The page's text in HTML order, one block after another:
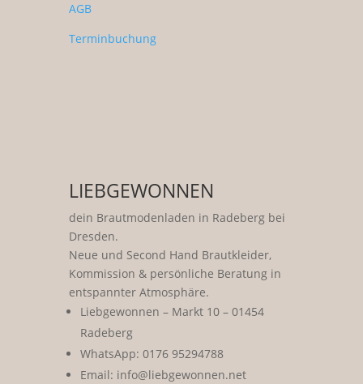
AGB
Terminbuchung
LIEBGEWONNEN
dein Brautmodenladen in Radeberg bei
Dresden.
Neue und Second Hand Brautkleider,
Kommission & persönliche Beratung in
entspannter Atmosphäre.
Liebgewonnen – Markt 10 – 01454
Radeberg
WhatsApp: 0176 95294788
Email: info@liebgewonnen.net